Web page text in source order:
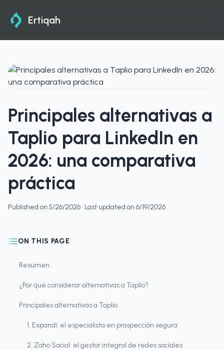
Ertiqah
Principales alternativas a
Taplio para LinkedIn en
2026: una comparativa
práctica
Published on 5/26/2026· Last updated on 6/19/2026
ON THIS PAGE
Resumen
¿Por qué considerar alternativas a Taplio?
Principales alternativas a Taplio
1. Expandi: el especialista en prospección segura
2. Zoho Social: el gestor integral de redes sociales